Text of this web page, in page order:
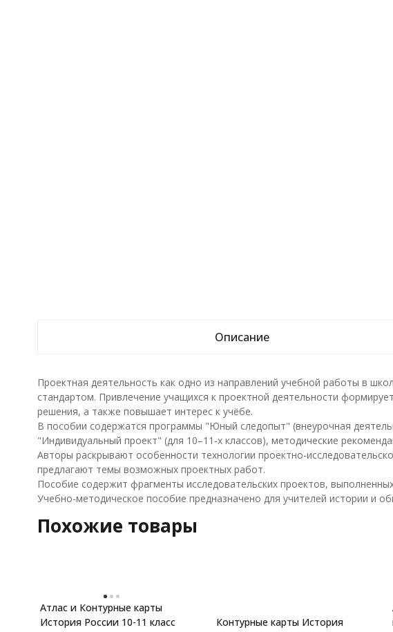
Описание
Проектная деятельность как одно из направлений учебной работы в
стандартом. Привлечение учащихся к проектной деятельности
решения, а также повышает интерес к учёбе.
В пособии содержатся программы "Юный следопыт" (внеурочная
"Индивидуальный проект" (для 10–11-х классов), методические
Авторы раскрывают особенности технологии проектно-
предлагают темы возможных проектных работ.
Пособие содержит фрагменты исследовательских проектов,
Учебно-методическое пособие предназначено для учителей истории и
Похожие товары
Атлас и Контурные карты
История России 10-11 класс
Контурные карты История